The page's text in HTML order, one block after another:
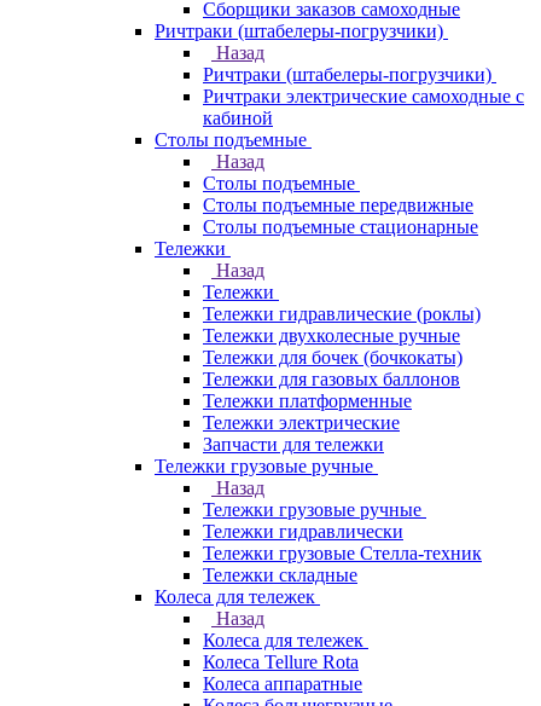
Сборщики заказов самоходные
Ричтраки (штабелеры-погрузчики)
Назад
Ричтраки (штабелеры-погрузчики)
Ричтраки электрические самоходные с
кабиной
Столы подъемные
Назад
Столы подъемные
Столы подъемные передвижные
Столы подъемные стационарные
Тележки
Назад
Тележки
Тележки гидравлические (роклы)
Тележки двухколесные ручные
Тележки для бочек (бочкокаты)
Тележки для газовых баллонов
Тележки платформенные
Тележки электрические
Запчасти для тележки
Тележки грузовые ручные
Назад
Тележки грузовые ручные
Тележки гидравлически
Тележки грузовые Стелла-техник
Тележки складные
Колеса для тележек
Назад
Колеса для тележек
Колеса Tellure Rota
Колеса аппаратные